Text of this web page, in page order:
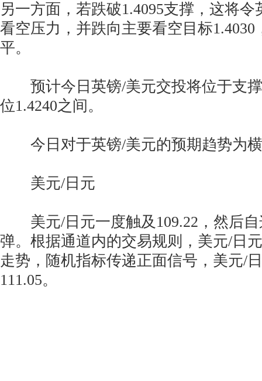
另一方面，若跌破1.4095支撑，这将
看空压力，并跌向主要看空目标1.4030
平。
预计今日英镑/美元交投将位于支撑
位1.4240之间。
今日对于英镑/美元的预期趋势为
美元/日元
美元/日元一度触及109.22，然后自
弹。根据通道内的交易规则，美元/日
走势，随机指标传递正面信号，美元/
111.05。